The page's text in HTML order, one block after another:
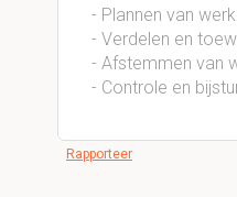
- Plannen van
- Verdelen en
- Afstemmen van
- Controle en
Rapporteer